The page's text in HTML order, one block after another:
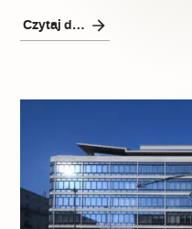
Czytaj dalej